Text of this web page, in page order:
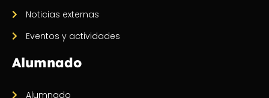
Noticias externas
Eventos y actividades
Alumnado
Alumnado